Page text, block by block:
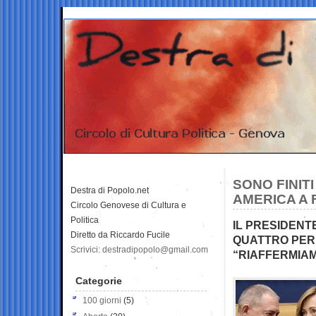
SONO
AMERICA A
IL
QUATTRO
Destra di Popolo.net
Circolo Genovese di Cultura e
Politica
Diretto da Riccardo Fucile
Scrivici: destradipopolo@gmail.com
Categorie
100 giorni (5)